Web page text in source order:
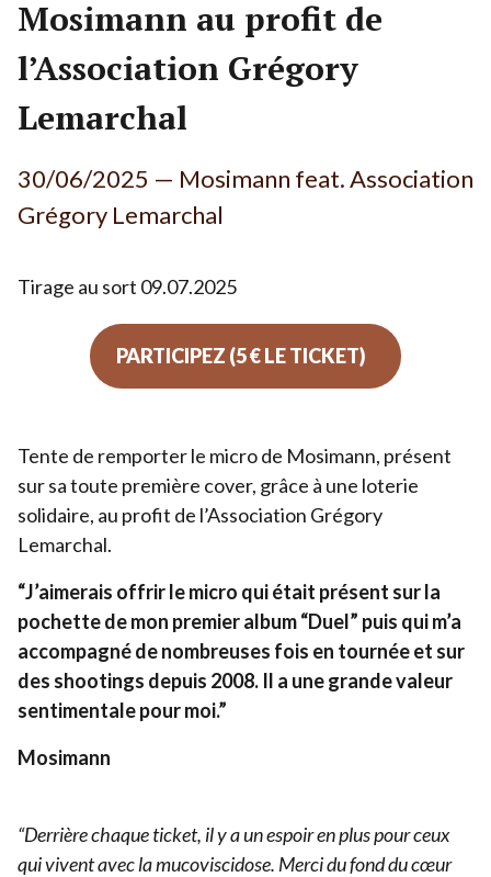
----------------------------
Nos accompagnements sur-mesure
Mosimann au profit de
l’Association Grégory
Lemarchal
30/06/2025 — Mosimann feat. Association
Grégory Lemarchal
Tirage au sort 09.07.2025
PARTICIPEZ (5 € LE TICKET)
Tente de remporter le micro de Mosimann, présent
sur sa toute première cover, grâce à une loterie
solidaire, au profit de l’Association Grégory
Lemarchal.
“J’aimerais offrir le micro qui était présent sur la
pochette de mon premier album“Duel” puis qui m’a
accompagné de nombreuses fois en tournée et sur
des shootings depuis 2008. Il a une grande valeur
sentimentale pour moi.”
Mosimann
“Derrière chaque ticket, il y a un espoir en plus pour ceux
qui vivent avec la mucoviscidose. Merci du fond du cœur